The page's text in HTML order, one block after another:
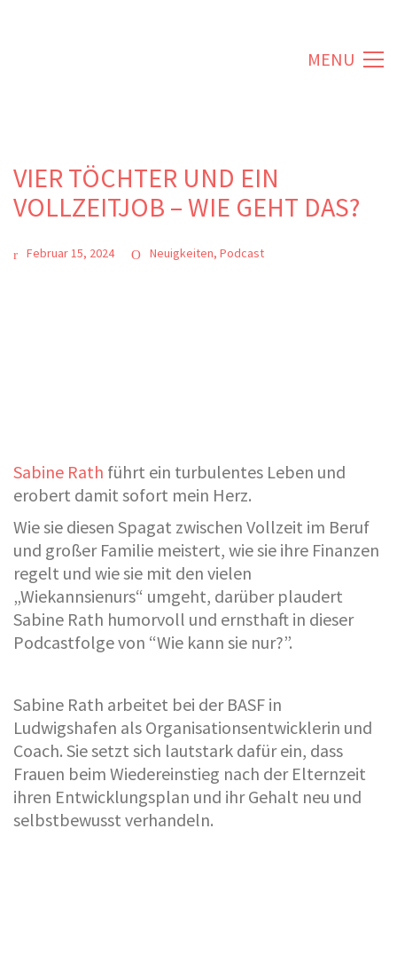
MENU
VIER TÖCHTER UND EIN
VOLLZEITJOB – WIE GEHT DAS?
Februar 15, 2024 Neuigkeiten, Podcast
Sabine Rath führt ein turbulentes Leben und
erobert damit sofort mein Herz.
Wie sie diesen Spagat zwischen Vollzeit im Beruf
und großer Familie meistert, wie sie ihre Finanzen
regelt und wie sie mit den vielen
„Wiekannsienurs“ umgeht, darüber plaudert
Sabine Rath humorvoll und ernsthaft in dieser
Podcastfolge von “Wie kann sie nur?”.
Sabine Rath arbeitet bei der BASF in
Ludwigshafen als Organisationsentwicklerin und
Coach. Sie setzt sich lautstark dafür ein, dass
Frauen beim Wiedereinstieg nach der Elternzeit
ihren Entwicklungsplan und ihr Gehalt neu und
selbstbewusst verhandeln.